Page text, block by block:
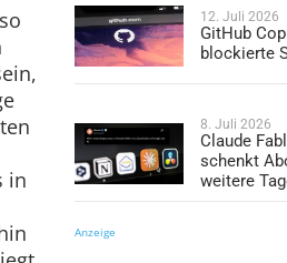
in
12. Juli 2026
GitHub
blockierte
8. Juli 2026
Claude
schenkt
weitere
Anzeige